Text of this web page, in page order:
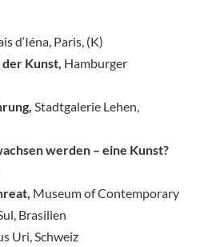
d‘Iéna, Paris, (K)
Kunst, Hamburger
Stadtgalerie Lehen,
werden – eine Kunst?
Museum of Contemporary
Brasilien
Uri, Schweiz